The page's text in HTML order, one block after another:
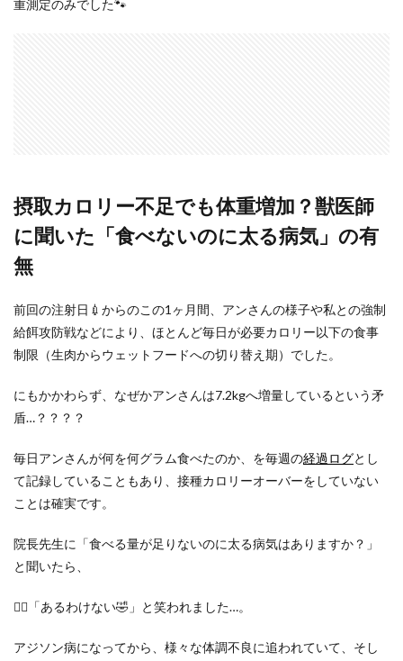
重測定のみでした🐾
摂取カロリー不足でも体重増加？獣医師
に聞いた「食べないのに太る病気」の有
無
前回の注射日💉からのこの1ヶ月間、アンさんの様子や私との強制
給餌攻防戦などにより、ほとんど毎日が必要カロリー以下の食事
制限（生肉からウェットフードへの切り替え期）でした。
にもかかわらず、なぜかアンさんは7.2kgへ増量しているという矛
盾…？？？？
毎日アンさんが何を何グラム食べたのか、を毎週の経過ログとし
て記録していることもあり、接種カロリーオーバーをしていない
ことは確実です。
院長先生に「食べる量が足りないのに太る病気はありますか？」
と聞いたら、
👨‍⚕️「あるわけない🤣」と笑われました…。
アジソン病になってから、様々な体調不良に追われていて、そし